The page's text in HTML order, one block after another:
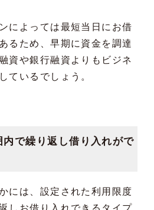
によっては最短当日にお借
るため、早期に資金を調達
資や銀行融資よりもビジネ
ているでしょう。
で繰り返し借り入れがで
には、設定された利用限度